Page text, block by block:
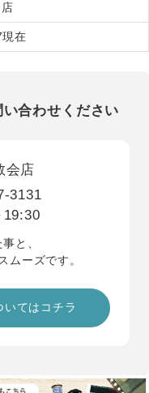
在
合わせください
会店
3131
19:30
と、
ムーズです。
てはコチラ